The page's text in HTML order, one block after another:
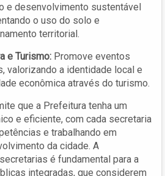
e desenvolvimento sustentável
o uso do solo e
territorial.
e Turismo: Promove eventos
valorizando a identidade local e
econômica através do turismo.
que a Prefeitura tenha um
e eficiente, com cada secretaria
e trabalhando em
da cidade. A
é fundamental para a
integradas, que considerem